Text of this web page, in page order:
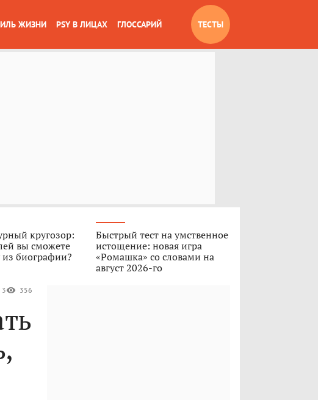
ЖИЗНИ PSY В ЛИЦАХ ГЛОССАРИЙ ТЕСТЫ
кругозор:
вы сможете
из биографии?
Быстрый тест на умственное
истощение: новая игра
«Ромашка» со словами на
август 2026-го
3 356